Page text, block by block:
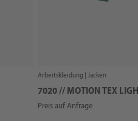
Arbeitskleidung | Jacken
7020 // MOTION TEX
Preis auf Anfrage